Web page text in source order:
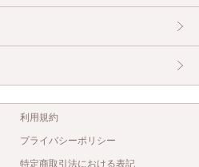
利用規約
プライバシーポリシー
特定商取引法における表記